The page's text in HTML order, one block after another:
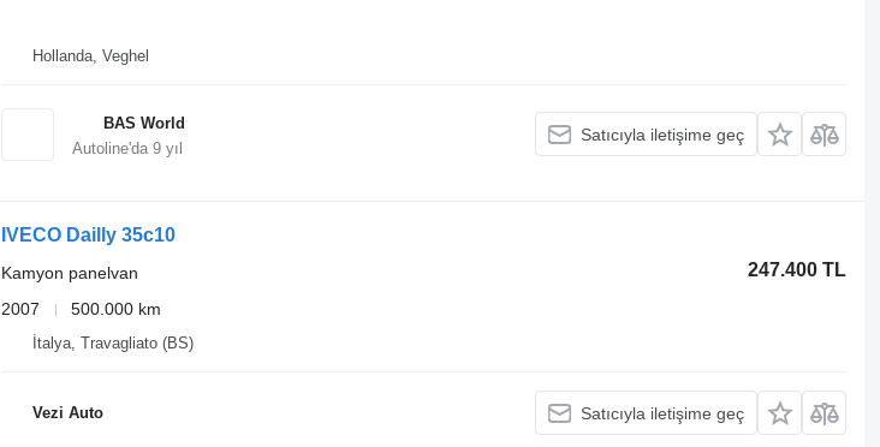
Hollanda, Veghel
BAS World
Autoline'da 9yıl
Satıcıyla iletişime geç
IVECO Dailly 35c10
247.400 TL
Kamyon panelvan
2007
500.000 km
İtalya, Travagliato (BS)
Vezi Auto Satıcıyla iletişime geç